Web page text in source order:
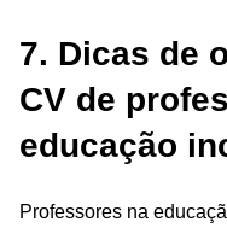
7. Dicas de
CV de
educação
Professores na